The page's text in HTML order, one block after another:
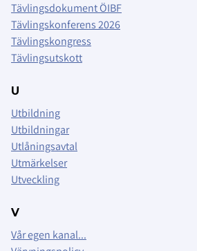
Tävlingsdokument ÖIBF
Tävlingskonferens 2026
Tävlingskongress
Tävlingsutskott
U
Utbildning
Utbildningar
Utlåningsavtal
Utmärkelser
Utveckling
V
Vår egen kanal...